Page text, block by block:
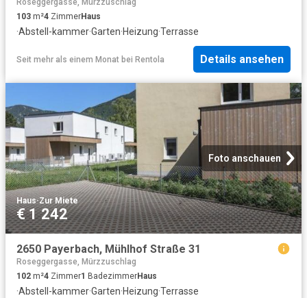
103 m²4 ZimmerHaus
·Abstell-kammer·Garten·Heizung·Terrasse
Seit mehr als einem Monat bei Rentola Details ansehen
Foto anschauen
Haus·Zur Miete
€ 1 242
2650 Payerbach, Mühlhof Straße 31
Roseggergasse, Mürzzuschlag
102 m²4 Zimmer1 BadezimmerHaus
·Abstell-kammer·Garten·Heizung·Terrasse